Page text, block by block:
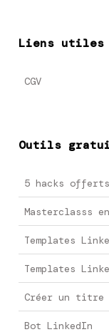
Liens utiles
CGV
Outils
5 hacks offerts
Masterclasss
Templates
Templates
Créer un titre
Bot LinkedIn